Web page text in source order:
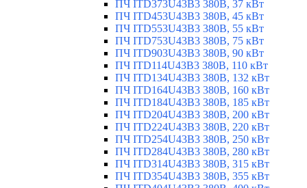
ПЧ ITD373U43B3 380В, 37 кВт
ПЧ ITD453U43B3 380В, 45 кВт
ПЧ ITD553U43B3 380В, 55 кВт
ПЧ ITD753U43B3 380В, 75 кВт
ПЧ ITD903U43B3 380В, 90 кВт
ПЧ ITD114U43B3 380В, 110 кВт
ПЧ ITD134U43B3 380В, 132 кВт
ПЧ ITD164U43B3 380В, 160 кВт
ПЧ ITD184U43B3 380В, 185 кВт
ПЧ ITD204U43B3 380В, 200 кВт
ПЧ ITD224U43B3 380В, 220 кВт
ПЧ ITD254U43B3 380В, 250 кВт
ПЧ ITD284U43B3 380В, 280 кВт
ПЧ ITD314U43B3 380В, 315 кВт
ПЧ ITD354U43B3 380В, 355 кВт